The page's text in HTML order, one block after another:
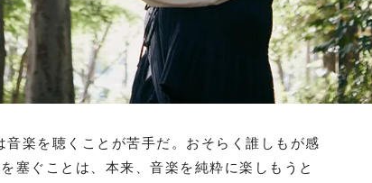
楽を聴くことが苦手だ。おそらく誰しもが感
塞ぐことは、本来、音楽を純粋に楽しもうと